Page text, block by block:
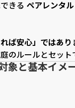
きる ペアレンタ
ば安心」ではあり
のルールとセット
象と基本イメ